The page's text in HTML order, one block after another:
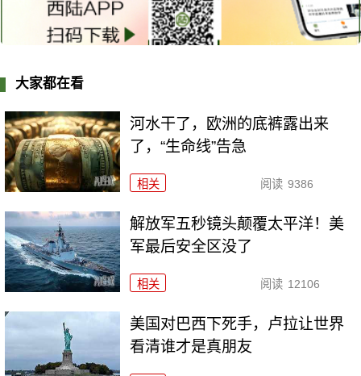
大家都在看
河水干了，欧洲的底裤露出来
了，“生命线”告急
相关 阅读 9386
解放军五秒镜头颠覆太平洋！美
军最后安全区没了
相关 阅读 12106
美国对巴西下死手，卢拉让世界
看清谁才是真朋友